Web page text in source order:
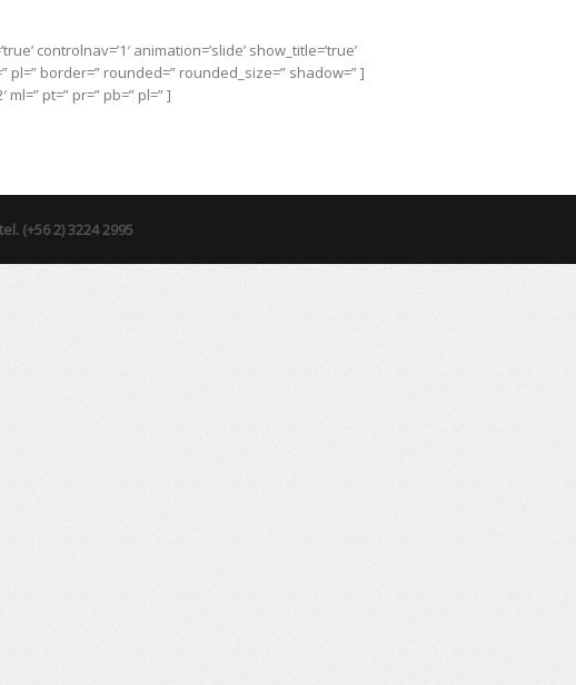
controlnav=’1′ animation=’slide’ show_title=’true’
pl=” border=” rounded=” rounded_size=” shadow=” ]
pt=” pr=” pb=” pl=” ]
(+56 2) 3224 2995